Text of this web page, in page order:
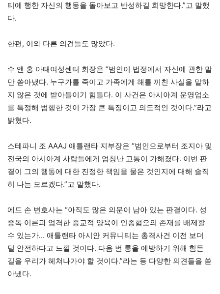
티에 행한 자신의 행동을 돌아보고 반성하길 희망한다.”고 말했
다.
한편, 이와 다른 의견들도 많았다.
수 앤 홍 아태여성센터 회장은 “범인이 법정에서 자신에 관한 말
만 쏟아냈다. 누구가를 죽이고 가족에게 해를 끼친 사실을 말하
지 않은 것에 받아들이기 힘들다. 이 사건은 아시아계 운영업소
를 특정해 범행한 것이 가장 큰 특징이고 의도적인 것이다.”라고
밝혔다.
스테파니 조 AAAJ 애틀랜타 지부장은 “범인으로부터 조지아 및
전국의 아시아계 사람들에게 엄청난 고통이 가해졌다. 이번 판
결이 그의 행동에 대한 진정한 책임을 물은 것인지에 대해 솔직
히 나는 모르겠다.”고 말했다.
에드 손 변호사는 “아직도 많은 의문이 남아 있는 판결이다. 성
중독 이론과 엄격한 종교적 양육이 인종혐오의 존재를 배제할
수 있는가… 애틀랜타 아시안 커뮤니티는 총격사건 이전 보더
덜 안전하다고 느낄 것이다. 다음 번 롱을 예방하기 위해 힘든
길을 우리가 헤쳐나가야 할 것이다.”라는 등 다양한 의견들을 쏟
아냈다.